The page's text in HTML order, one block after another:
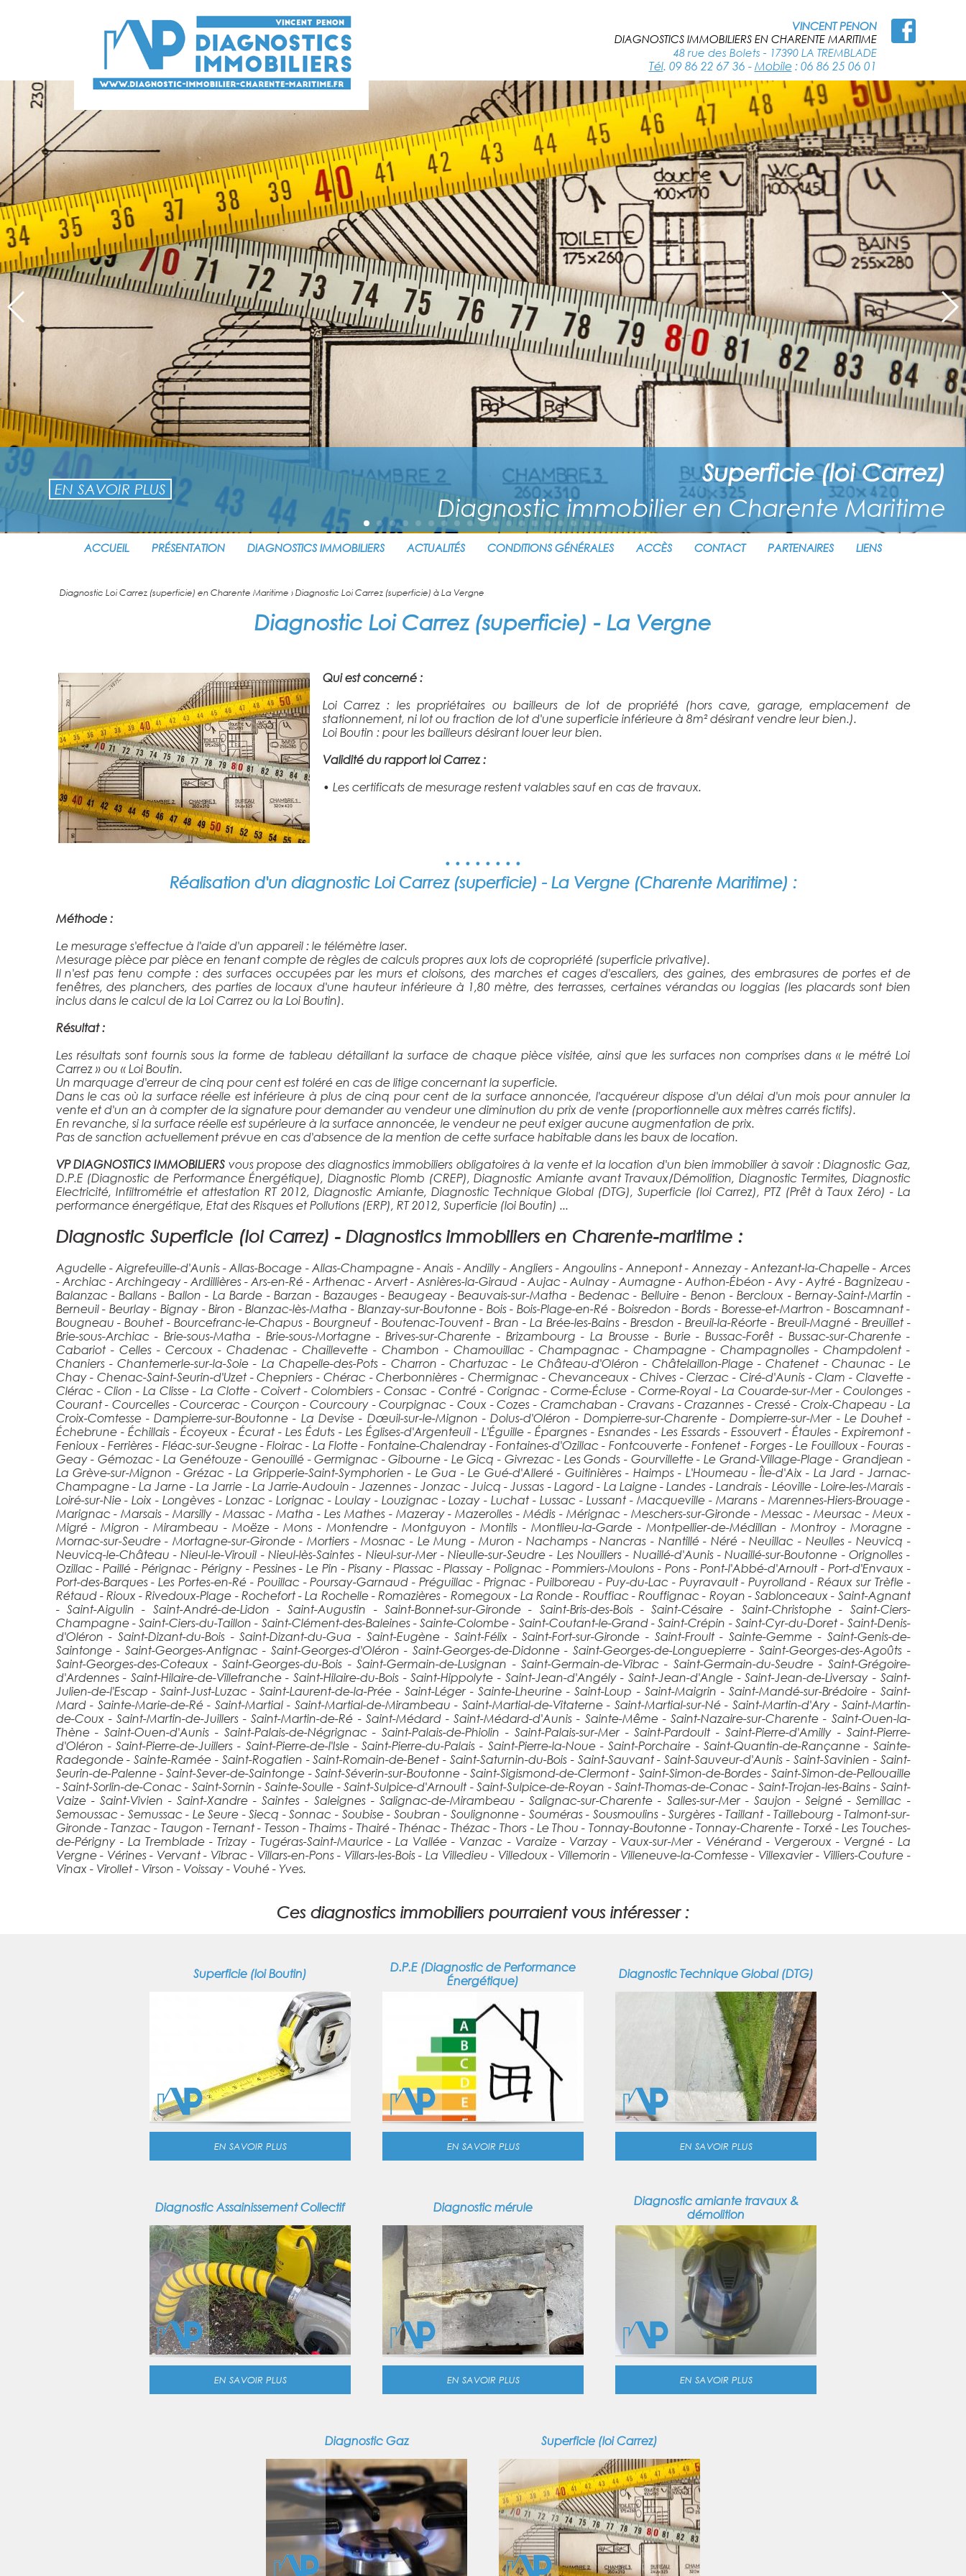
VINCENT PENON
DIAGNOSTICS IMMOBILIERS EN CHARENTE MARITIME
48 rue des Bolets - 17390 LA TREMBLADE
Tél. 09 86 22 67 36 - Mobile: 06 86 25 06 01
EN SAVOIR PLUS
Superficie (loi Carrez)
Diagnostic immobilier en Charente Maritime
ACCUEIL PRÉSENTATION DIAGNOSTICS IMMOBILIERS ACTUALITÉS CONDITIONS GÉNÉRALES ACCÈS CONTACT PARTENAIRES LIENS
Diagnostic Loi Carrez (superficie) en Charente Maritime › Diagnostic Loi Carrez (superficie) à La Vergne
Diagnostic Loi Carrez (superficie) - La Vergne
Qui est concerné :
Loi Carrez : les propriétaires ou bailleurs de lot de propriété (hors cave, garage, emplacement de
stationnement, ni lot ou fraction de lot d'une superficie inférieure à 8m² désirant vendre leur bien.).
Loi Boutin : pour les bailleurs désirant louer leur bien.
Validité du rapport loi Carrez :
• Les certificats de mesurage restent valables sauf en cas de travaux.
• • • • • • • •
Réalisation d'un diagnostic Loi Carrez (superficie) - La Vergne(Charente Maritime) :
Méthode :
Le mesurage s'effectue à l'aide d'un appareil : le télémètre laser.
Mesurage pièce par pièce en tenant compte de règles de calculs propres aux lots de copropriété (superficie privative).
Il n'est pas tenu compte : des surfaces occupées par les murs et cloisons, des marches et cages d'escaliers, des gaines, des embrasures de portes et de
fenêtres, des planchers, des parties de locaux d'une hauteur inférieure à 1,80 mètre, des terrasses, certaines vérandas ou loggias (les placards sont bien
inclus dans le calcul de la Loi Carrez ou la Loi Boutin).
Résultat :
Les résultats sont fournis sous la forme de tableau détaillant la surface de chaque pièce visitée, ainsi que les surfaces non comprises dans « le métré Loi
Carrez » ou « Loi Boutin.
Un marquage d'erreur de cinq pour cent est toléré en cas de litige concernant la superficie.
Dans le cas où la surface réelle est inférieure à plus de cinq pour cent de la surface annoncée, l'acquéreur dispose d'un délai d'un mois pour annuler la
vente et d'un an à compter de la signature pour demander au vendeur une diminution du prix de vente (proportionnelle aux mètres carrés fictifs).
En revanche, si la surface réelle est supérieure à la surface annoncée, le vendeur ne peut exiger aucune augmentation de prix.
Pas de sanction actuellement prévue en cas d'absence de la mention de cette surface habitable dans les baux de location.
VP DIAGNOSTICS IMMOBILIERS vous propose des diagnostics immobiliers obligatoires à la vente et la location d'un bien immobilier à savoir : Diagnostic Gaz,
D.P.E (Diagnostic de Performance Énergétique), Diagnostic Plomb (CREP), Diagnostic Amiante avant Travaux/Démolition, Diagnostic Termites, Diagnostic
Electricité, Infiltrométrie et attestation RT 2012, Diagnostic Amiante, Diagnostic Technique Global (DTG), Superficie (loi Carrez), PTZ (Prêt à Taux Zéro) - La
performance énergétique, Etat des Risques et Pollutions (ERP), RT 2012, Superficie (loi Boutin) ...
Diagnostic Superficie (loi Carrez) - Diagnostics immobiliers en Charente-maritime :
Agudelle - Aigrefeuille-d'Aunis - Allas-Bocage - Allas-Champagne - Anais - Andilly - Angliers - Angoulins - Annepont - Annezay - Antezant-la-Chapelle - Arces
- Archiac - Archingeay - Ardillières - Ars-en-Ré - Arthenac - Arvert - Asnières-la-Giraud - Aujac - Aulnay - Aumagne - Authon-Ébéon - Avy - Aytré - Bagnizeau -
Balanzac - Ballans - Ballon - La Barde - Barzan - Bazauges - Beaugeay - Beauvais-sur-Matha - Bedenac - Belluire - Benon - Bercloux - Bernay-Saint-Martin -
Berneuil - Beurlay - Bignay - Biron - Blanzac-lès-Matha - Blanzay-sur-Boutonne - Bois - Bois-Plage-en-Ré - Boisredon - Bords - Boresse-et-Martron - Boscamnant -
Bougneau - Bouhet - Bourcefranc-le-Chapus - Bourgneuf - Boutenac-Touvent - Bran - La Brée-les-Bains - Bresdon - Breuil-la-Réorte - Breuil-Magné - Breuillet -
Brie-sous-Archiac - Brie-sous-Matha - Brie-sous-Mortagne - Brives-sur-Charente - Brizambourg - La Brousse - Burie - Bussac-Forêt - Bussac-sur-Charente -
Cabariot - Celles - Cercoux - Chadenac - Chaillevette - Chambon - Chamouillac - Champagnac - Champagne - Champagnolles - Champdolent -
Chaniers - Chantemerle-sur-la-Soie - La Chapelle-des-Pots - Charron - Chartuzac - Le Château-d'Oléron - Châtelaillon-Plage - Chatenet - Chaunac - Le
Chay - Chenac-Saint-Seurin-d'Uzet - Chepniers - Chérac - Cherbonnières - Chermignac - Chevanceaux - Chives - Cierzac - Ciré-d'Aunis - Clam - Clavette -
Clérac - Clion - La Clisse - La Clotte - Coivert - Colombiers - Consac - Contré - Corignac - Corme-Écluse - Corme-Royal - La Couarde-sur-Mer - Coulonges -
Courant - Courcelles - Courcerac - Courçon - Courcoury - Courpignac - Coux - Cozes - Cramchaban - Cravans - Crazannes - Cressé - Croix-Chapeau - La
Croix-Comtesse - Dampierre-sur-Boutonne - La Devise - Dœuil-sur-le-Mignon - Dolus-d'Oléron - Dompierre-sur-Charente - Dompierre-sur-Mer - Le Douhet -
Échebrune - Échillais - Écoyeux - Écurat - Les Éduts - Les Églises-d'Argenteuil - L'Éguille - Épargnes - Esnandes - Les Essards - Essouvert - Étaules - Expiremont -
Fenioux - Ferrières - Fléac-sur-Seugne - Floirac - La Flotte - Fontaine-Chalendray - Fontaines-d'Ozillac - Fontcouverte - Fontenet - Forges - Le Fouilloux - Fouras -
Geay - Gémozac - La Genétouze - Genouillé - Germignac - Gibourne - Le Gicq - Givrezac - Les Gonds - Gourvillette - Le Grand-Village-Plage - Grandjean -
La Grève-sur-Mignon - Grézac - La Gripperie-Saint-Symphorien - Le Gua - Le Gué-d'Alleré - Guitinières - Haimps - L'Houmeau - Île-d'Aix - La Jard - Jarnac-
Champagne - La Jarne - La Jarrie - La Jarrie-Audouin - Jazennes - Jonzac - Juicq - Jussas - Lagord - La Laigne - Landes - Landrais - Léoville - Loire-les-Marais -
Loiré-sur-Nie - Loix - Longèves - Lonzac - Lorignac - Loulay - Louzignac - Lozay - Luchat - Lussac - Lussant - Macqueville - Marans - Marennes-Hiers-Brouage -
Marignac - Marsais - Marsilly - Massac - Matha - Les Mathes - Mazeray - Mazerolles - Médis - Mérignac - Meschers-sur-Gironde - Messac - Meursac - Meux -
Migré - Migron - Mirambeau - Moëze - Mons - Montendre - Montguyon - Montils - Montlieu-la-Garde - Montpellier-de-Médillan - Montroy - Moragne -
Mornac-sur-Seudre - Mortagne-sur-Gironde - Mortiers - Mosnac - Le Mung - Muron - Nachamps - Nancras - Nantillé - Néré - Neuillac - Neulles - Neuvicq -
Neuvicq-le-Château - Nieul-le-Virouil - Nieul-lès-Saintes - Nieul-sur-Mer - Nieulle-sur-Seudre - Les Nouillers - Nuaillé-d'Aunis - Nuaillé-sur-Boutonne - Orignolles -
Ozillac - Paillé - Pérignac - Périgny - Pessines - Le Pin - Pisany - Plassac - Plassay - Polignac - Pommiers-Moulons - Pons - Pont-l'Abbé-d'Arnoult - Port-d'Envaux -
Port-des-Barques - Les Portes-en-Ré - Pouillac - Poursay-Garnaud - Préguillac - Prignac - Puilboreau - Puy-du-Lac - Puyravault - Puyrolland - Réaux sur Trèfle -
Rétaud - Rioux - Rivedoux-Plage - Rochefort - La Rochelle - Romazières - Romegoux - La Ronde - Rouffiac - Rouffignac - Royan - Sablonceaux - Saint-Agnant
- Saint-Aigulin - Saint-André-de-Lidon - Saint-Augustin - Saint-Bonnet-sur-Gironde - Saint-Bris-des-Bois - Saint-Césaire - Saint-Christophe - Saint-Ciers-
Champagne - Saint-Ciers-du-Taillon - Saint-Clément-des-Baleines - Sainte-Colombe - Saint-Coutant-le-Grand - Saint-Crépin - Saint-Cyr-du-Doret - Saint-Denis-
d'Oléron - Saint-Dizant-du-Bois - Saint-Dizant-du-Gua - Saint-Eugène - Saint-Félix - Saint-Fort-sur-Gironde - Saint-Froult - Sainte-Gemme - Saint-Genis-de-
Saintonge - Saint-Georges-Antignac - Saint-Georges-d'Oléron - Saint-Georges-de-Didonne - Saint-Georges-de-Longuepierre - Saint-Georges-des-Agoûts -
Saint-Georges-des-Coteaux - Saint-Georges-du-Bois - Saint-Germain-de-Lusignan - Saint-Germain-de-Vibrac - Saint-Germain-du-Seudre - Saint-Grégoire-
d'Ardennes - Saint-Hilaire-de-Villefranche - Saint-Hilaire-du-Bois - Saint-Hippolyte - Saint-Jean-d'Angély - Saint-Jean-d'Angle - Saint-Jean-de-Liversay - Saint-
Julien-de-l'Escap - Saint-Just-Luzac - Saint-Laurent-de-la-Prée - Saint-Léger - Sainte-Lheurine - Saint-Loup - Saint-Maigrin - Saint-Mandé-sur-Brédoire - Saint-
Mard - Sainte-Marie-de-Ré - Saint-Martial - Saint-Martial-de-Mirambeau - Saint-Martial-de-Vitaterne - Saint-Martial-sur-Né - Saint-Martin-d'Ary - Saint-Martin-
de-Coux - Saint-Martin-de-Juillers - Saint-Martin-de-Ré - Saint-Médard - Saint-Médard-d'Aunis - Sainte-Même - Saint-Nazaire-sur-Charente - Saint-Ouen-la-
Thène - Saint-Ouen-d'Aunis - Saint-Palais-de-Négrignac - Saint-Palais-de-Phiolin - Saint-Palais-sur-Mer - Saint-Pardoult - Saint-Pierre-d'Amilly - Saint-Pierre-
d'Oléron - Saint-Pierre-de-Juillers - Saint-Pierre-de-l'Isle - Saint-Pierre-du-Palais - Saint-Pierre-la-Noue - Saint-Porchaire - Saint-Quantin-de-Rançanne - Sainte-
Radegonde - Sainte-Ramée - Saint-Rogatien - Saint-Romain-de-Benet - Saint-Saturnin-du-Bois - Saint-Sauvant - Saint-Sauveur-d'Aunis - Saint-Savinien - Saint-
Seurin-de-Palenne - Saint-Sever-de-Saintonge - Saint-Séverin-sur-Boutonne - Saint-Sigismond-de-Clermont - Saint-Simon-de-Bordes - Saint-Simon-de-Pellouaille
- Saint-Sorlin-de-Conac - Saint-Sornin - Sainte-Soulle - Saint-Sulpice-d'Arnoult - Saint-Sulpice-de-Royan - Saint-Thomas-de-Conac - Saint-Trojan-les-Bains - Saint-
Vaize - Saint-Vivien - Saint-Xandre - Saintes - Saleignes - Salignac-de-Mirambeau - Salignac-sur-Charente - Salles-sur-Mer - Saujon - Seigné - Semillac -
Semoussac - Semussac - Le Seure - Siecq - Sonnac - Soubise - Soubran - Soulignonne - Souméras - Sousmoulins - Surgères - Taillant - Taillebourg - Talmont-sur-
Gironde - Tanzac - Taugon - Ternant - Tesson - Thaims - Thairé - Thénac - Thézac - Thors - Le Thou - Tonnay-Boutonne - Tonnay-Charente - Torxé - Les Touches-
de-Périgny - La Tremblade - Trizay - Tugéras-Saint-Maurice - La Vallée - Vanzac - Varaize - Varzay - Vaux-sur-Mer - Vénérand - Vergeroux - Vergné - La
Vergne - Vérines - Vervant - Vibrac - Villars-en-Pons - Villars-les-Bois - La Villedieu - Villedoux - Villemorin - Villeneuve-la-Comtesse - Villexavier - Villiers-Couture -
Vinax - Virollet - Virson - Voissay - Vouhé - Yves.
Ces diagnostics immobiliers pourraient vous intéresser :
Superficie (loi Boutin)
EN SAVOIR PLUS
D.P.E (Diagnostic de Performance
Énergétique)
EN SAVOIR PLUS
Diagnostic Technique Global (DTG)
EN SAVOIR PLUS
Diagnostic Assainissement Collectif
EN SAVOIR PLUS
Diagnostic mérule
EN SAVOIR PLUS
Diagnostic amiante travaux &
démolition
EN SAVOIR PLUS
Diagnostic Gaz Superficie (loi Carrez)